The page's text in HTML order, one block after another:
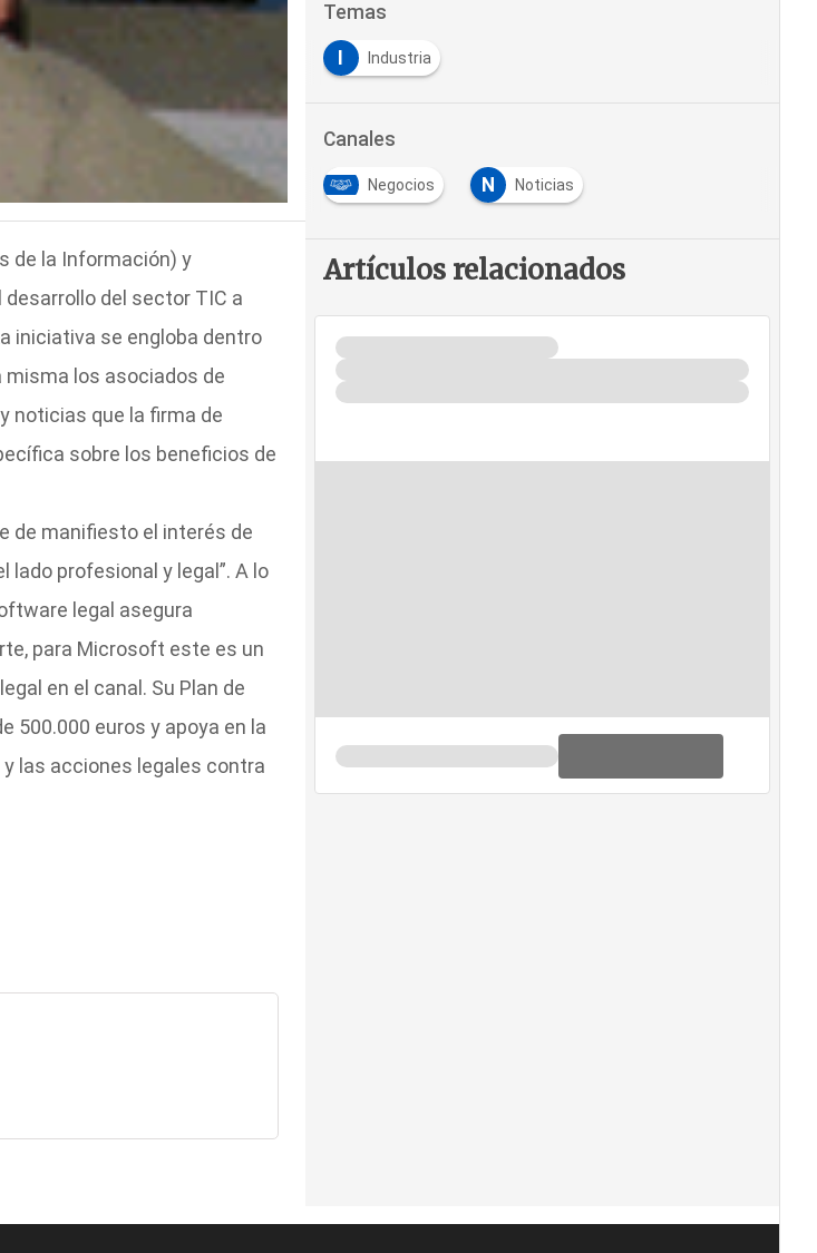
de la Información) y
del sector TIC a
iniciativa se engloba dentro
misma los asociados de
noticias que la firma de
sobre los beneficios de
de manifiesto el interés de
profesional y legal”. A lo
legal asegura
para Microsoft este es un
en el canal. Su Plan de
500.000 euros y apoya en la
las acciones legales contra
Temas
Industria
Canales
Negocios N Noticias
Artículos relacionados